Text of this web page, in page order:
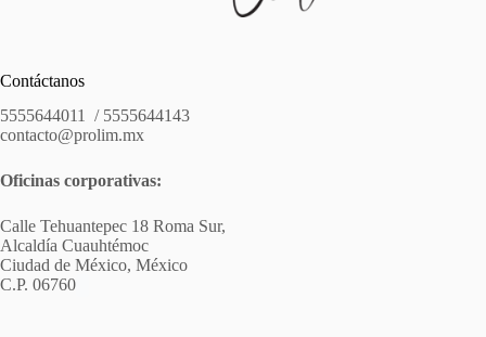
Contáctanos
5555644011 / 5555644143
contacto@prolim.mx
Oficinas corporativas:
Calle Tehuantepec 18 Roma Sur,
Alcaldía Cuauhtémoc
Ciudad de México, México
C.P. 06760